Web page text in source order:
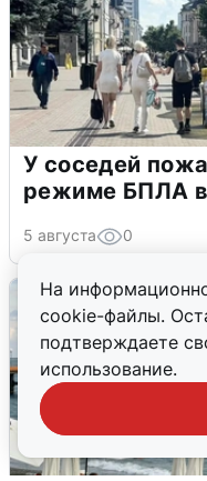
На
cookie-файлы.
подтверждаете
использование.
У соседей
режиме БПЛА
5 августа 0